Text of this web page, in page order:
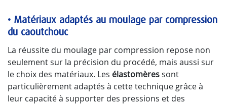
• Matériaux adaptés au moulage par compression
du caoutchouc
La réussite du moulage par compression repose non
seulement sur la précision du procédé, mais aussi sur
le choix des matériaux. Les élastomèressont
particulièrement adaptés à cette technique grâce à
leur capacité à supporter des pressions et des